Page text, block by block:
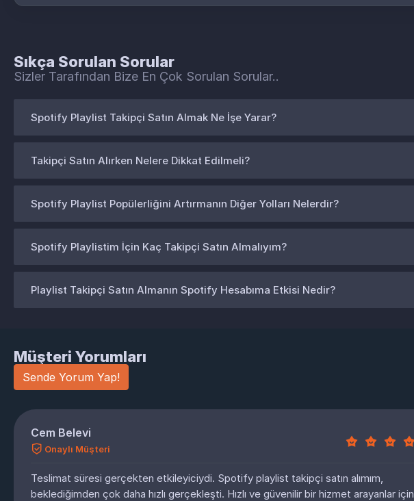
Sıkça Sorulan Sorular
Sizler Tarafından Bize En Çok Sorulan Sorular..
Spotify Playlist Takipçi Satın Almak Ne İşe Yarar?
Takipçi Satın Alırken Nelere Dikkat Edilmeli?
Spotify Playlist Popülerliğini Artırmanın Diğer Yolları Nelerdir?
Spotify Playlistim İçin Kaç Takipçi Satın Almalıyım?
Playlist Takipçi Satın Almanın Spotify Hesabıma Etkisi Nedir?
Müşteri Yorumları
Sende Yorum Yap!
Cem Belevi
Onaylı Müşteri
Teslimat süresi gerçekten etkileyiciydi. Spotify playlist takipçi satın alımım,
beklediğimden çok daha hızlı gerçekleşti. Hızlı ve güvenilir bir hizmet arayanlar için